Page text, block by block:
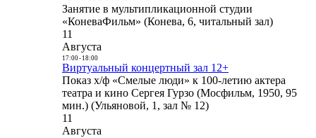
Занятие в мультипликационной студии
«КоневаФильм» (Конева, 6, читальный зал)
11
Августа
17:00- 18:00
Виртуальный концертный зал 12+
Показ х/ф «Смелые люди» к 100-летию актера
театра и кино Сергея Гурзо (Мосфильм, 1950, 95
мин.) (Ульяновой, 1, зал № 12)
11
Августа